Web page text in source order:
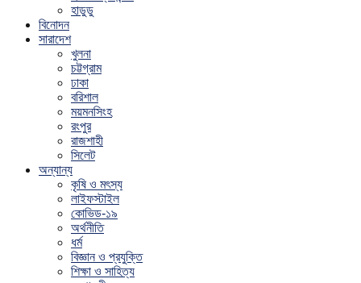
হাডুডু
বিনোদন
সারাদেশ
খুলনা
চট্টগ্রাম
ঢাকা
বরিশাল
ময়মনসিংহ
রংপুর
রাজশাহী
সিলেট
অন্যান্য
কৃষি ও মৎস্য
লাইফস্টাইল
কোভিড-১৯
অর্থনীতি
ধর্ম
বিজ্ঞান ও প্রযুক্তি
শিক্ষা ও সাহিত্য